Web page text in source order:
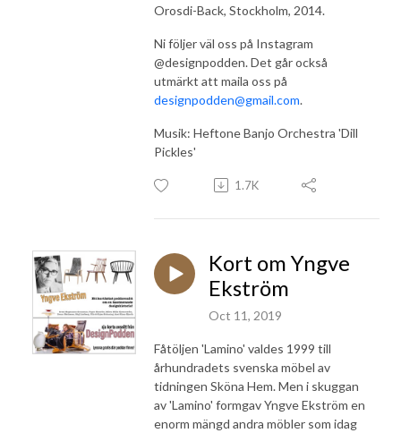
Orosdi-Back, Stockholm, 2014.
Ni följer väl oss på Instagram
@designpodden. Det går också
utmärkt att maila oss på
designpodden@gmail.com.
Musik: Heftone Banjo Orchestra 'Dill
Pickles'
1.7K
Kort om Yngve
Ekström
Oct 11, 2019
Fåtöljen 'Lamino' valdes 1999 till
århundradets svenska möbel av
tidningen Sköna Hem. Men i skuggan
av 'Lamino' formgav Yngve Ekström en
enorm mängd andra möbler som idag